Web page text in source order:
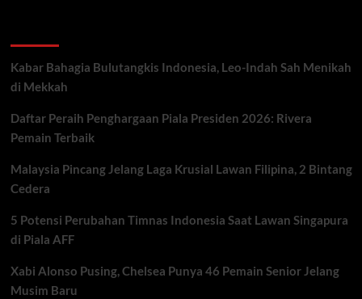
Michael
yang
Hampir
di
Kabar Bahagia Bulutangkis Indonesia, Leo-Indah Sah Menikah
di Mekkah
Daftar Peraih Penghargaan Piala Presiden 2026: Rivera
Pemain Terbaik
Malaysia Pincang Jelang Laga Krusial Lawan Filipina, 2 Bintang
Cedera
5 Potensi Perubahan Timnas Indonesia Saat Lawan Singapura
di Piala AFF
Xabi Alonso Pusing, Chelsea Punya 46 Pemain Senior Jelang
Musim Baru